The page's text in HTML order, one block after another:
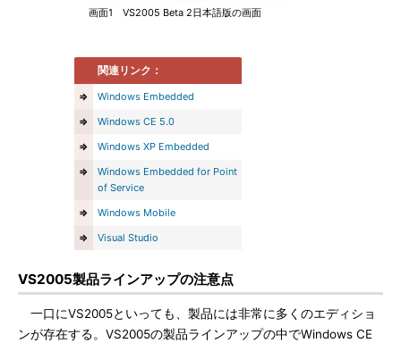
画面1 VS2005 Beta 2日本語版の画面
関連リンク：
⇒
Windows Embedded
⇒
Windows CE 5.0
⇒
Windows XP Embedded
⇒
Windows Embedded for Point
of Service
⇒
Windows Mobile
⇒
Visual Studio
VS2005製品ラインアップの注意点
一口にVS2005といっても、製品には非常に多くのエディショ
ンが存在する。VS2005の製品ラインアップの中でWindows CE